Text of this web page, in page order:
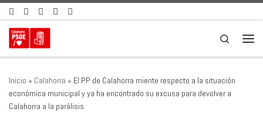
Saltar al contenido
Search
Inicio » Calahorra » El PP de Calahorra miente respecto a la situación
económica municipal y ya ha encontrado su excusa para devolver a
Calahorra a la parálisis